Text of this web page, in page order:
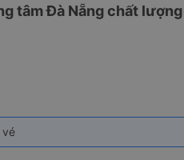
tâm Đà Nẵng chất
vé